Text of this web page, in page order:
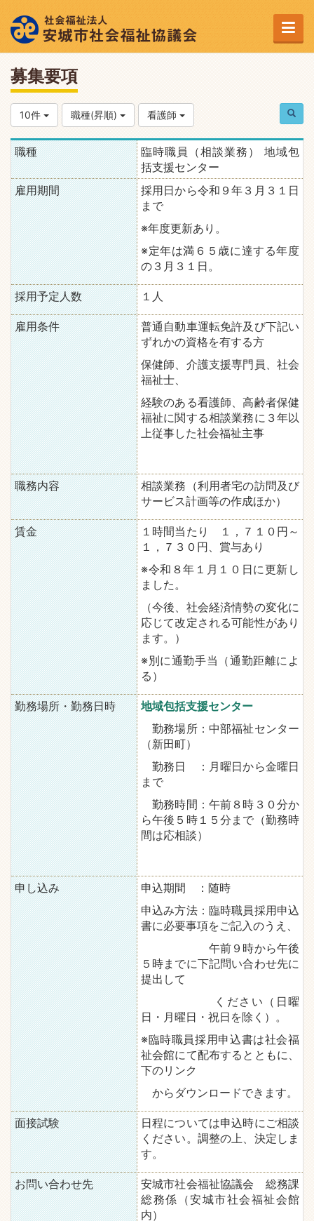
募集要項
10件 職種(昇順) 看護師
職種
臨時職員（相談業務） 地域包
括支援センター
雇用期間
採用日から令和９年３月３１日
まで
※年度更新あり。
※定年は満６５歳に達する年度
の３月３１日。
採用予定人数 １人
雇用条件
普通自動車運転免許及び下記い
ずれかの資格を有する方
保健師、介護支援専門員、社会
福祉士、
経験のある看護師、高齢者保健
福祉に関する相談業務に３年以
上従事した社会福祉主事
職務内容
相談業務（利用者宅の訪問及び
サービス計画等の作成ほか）
賃金
１時間当たり １，７１０円～
１，７３０円、賞与あり
※令和８年１月１０日に更新し
ました。
（今後、社会経済情勢の変化に
応じて改定される可能性があり
ます。）
※別に通勤手当（通勤距離によ
る）
勤務場所・勤務日時
地域包括支援センター
勤務場所：中部福祉センター
（新田町）
勤務日 ：月曜日から金曜日
まで
勤務時間：午前８時３０分か
ら午後５時１５分まで（勤務時
間は応相談）
申し込み
申込期間 ：随時
申込み方法：臨時職員採用申込
書に必要事項をご記入のうえ、
午前９時から午後
５時までに下記問い合わせ先に
提出して
ください（日曜
日・月曜日・祝日を除く）。
※臨時職員採用申込書は社会福
祉会館にて配布するとともに、
下のリンク
からダウンロードできます。
面接試験
日程については申込時にご相談
ください。調整の上、決定しま
す。
お問い合わせ先
安城市社会福祉協議会 総務課
総務係（安城市社会福祉会館
内）